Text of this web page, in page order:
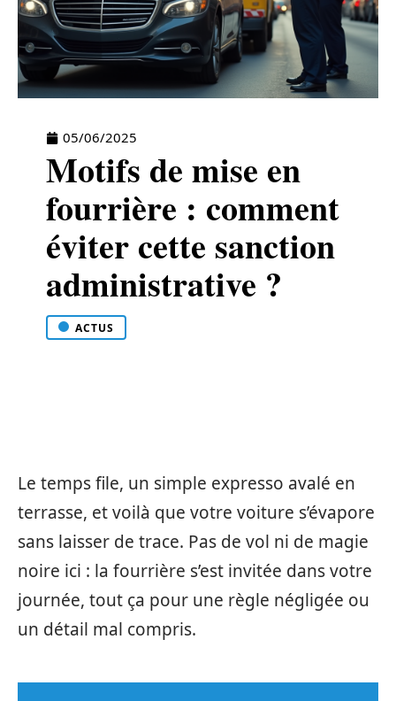
05/06/2025
Motifs de mise en
fourrière : comment
éviter cette sanction
administrative ?
ACTUS
Le temps file, un simple expresso avalé en
terrasse, et voilà que votre voiture s’évapore
sans laisser de trace. Pas de vol ni de magie
noire ici : la fourrière s’est invitée dans votre
journée, tout ça pour une règle négligée ou
un détail mal compris.